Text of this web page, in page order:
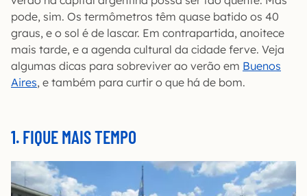
pode, sim. Os termômetros têm quase batido os 40
graus, e o sol é de lascar. Em contrapartida, anoitece
mais tarde, e a agenda cultural da cidade ferve. Veja
algumas dicas para sobreviver ao verão em Buenos
Aires, e também para curtir o que há de bom.
1. FIQUE MAIS TEMPO